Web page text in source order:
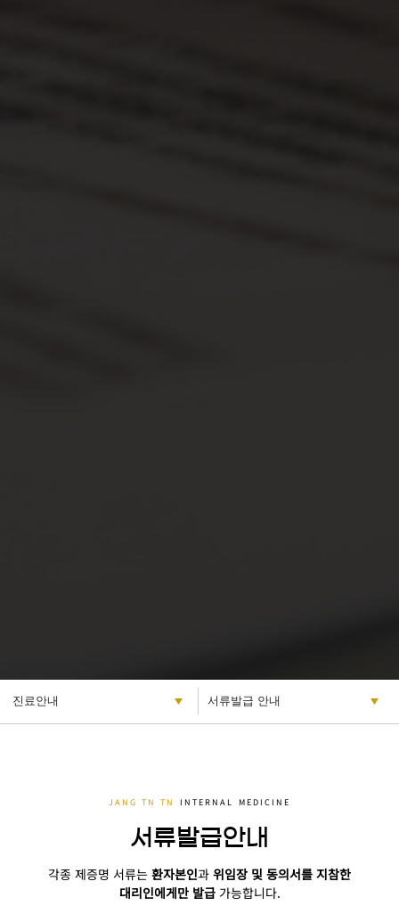
서류발급안내
각종 제증명 서류는 환자본인과 위임장 및 동의서를 지참한
대리인에게만 발급가능합니다.